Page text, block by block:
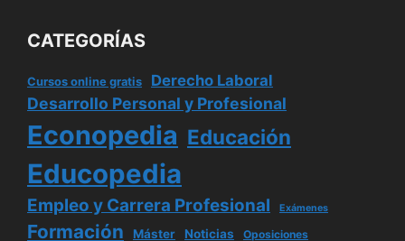
CATEGORÍAS
Cursos online gratis Derecho Laboral
Desarrollo Personal y Profesional
Econopedia Educación
Educopedia
Empleo y Carrera Profesional Exámenes
Formación Máster Noticias Oposiciones